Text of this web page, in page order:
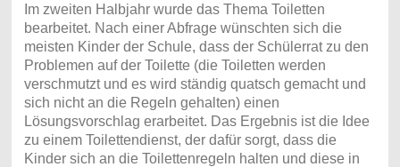
Im zweiten Halbjahr wurde das Thema Toiletten
bearbeitet. Nach einer Abfrage wünschten sich die
meisten Kinder der Schule, dass der Schülerrat zu den
Problemen auf der Toilette (die Toiletten werden
verschmutzt und es wird ständig quatsch gemacht und
sich nicht an die Regeln gehalten) einen
Lösungsvorschlag erarbeitet. Das Ergebnis ist die Idee
zu einem Toilettendienst, der dafür sorgt, dass die
Kinder sich an die Toilettenregeln halten und diese in